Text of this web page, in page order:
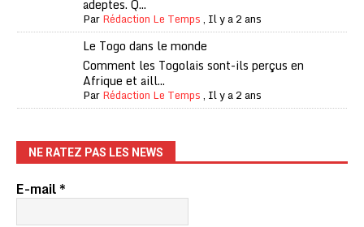
adeptes. Q...
ParRédaction Le Temps, Il y a 2 ans
Le Togo dans le monde
Comment les Togolais sont-ils perçus en
Afrique et aill...
ParRédaction Le Temps, Il y a 2 ans
NE RATEZ PAS LES NEWS
E-mail*